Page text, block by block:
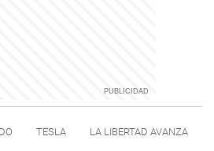
TESLA LA LIBERTAD AVANZA